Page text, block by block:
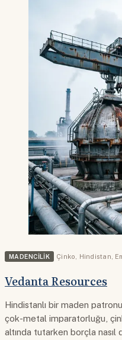
MADENCILIK Çinko Hindistan
Vedanta Resources
Hindistanlı bir maden
çok-metal imparatorluğu,
altında tutarken borçla nasıl